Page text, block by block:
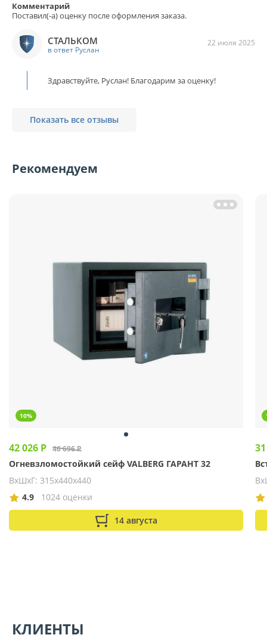
Комментарий
Поставил(-а) оценку после оформления заказа.
22 июля 2025
СТАЛЬКОМ
в ответ Руслан
Здравствуйте, Руслан! Благодарим за оценку!
Показать все отзывы
Рекомендуем
10%
42 026 Р 46 696 Р
Огневзломостойкий сейф VALBERG ГАРАНТ 32
ВхШхГ: 315х440х440
4.9
1024 оценки
14 августа
КЛИЕНТЫ